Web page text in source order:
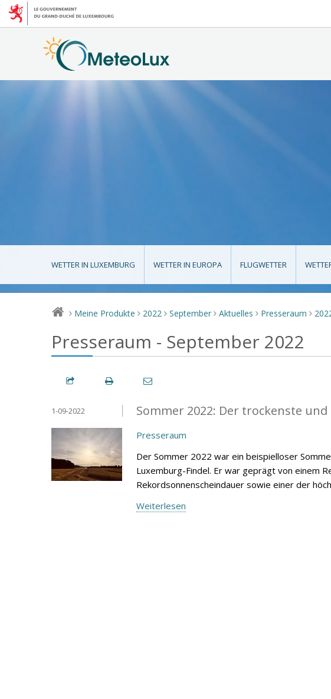
WETTER IN LUXEMBURG WETTER IN EUROPA FLUGWETTER
> Meine Produkte > 2022 > September > Aktuelles > Presseraum >
Presseraum - September 2022
Sommer 2022: Der trockenste
1-09-2022
Presseraum
Der Sommer 2022 war ein beispielloser
Luxemburg-Findel. Er war geprägt von einem
Rekordsonnenscheindauer sowie einer der
Weiterlesen